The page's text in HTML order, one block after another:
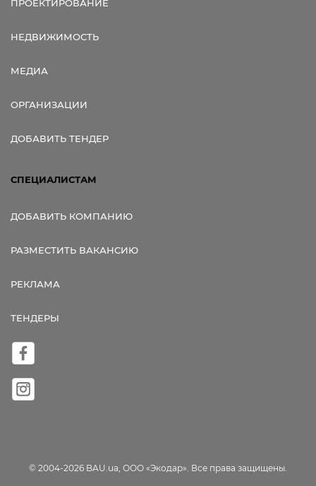
ПРОЕКТИРОВАНИЕ
НЕДВИЖИМОСТЬ
МЕДИА
ОРГАНИЗАЦИИ
ДОБАВИТЬ ТЕНДЕР
СПЕЦИАЛИСТАМ
ДОБАВИТЬ КОМПАНИЮ
РАЗМЕСТИТЬ ВАКАНСИЮ
РЕКЛАМА
ТЕНДЕРЫ
© 2004-2026 BAU.ua, ООО «Экодар». Все права защищены.